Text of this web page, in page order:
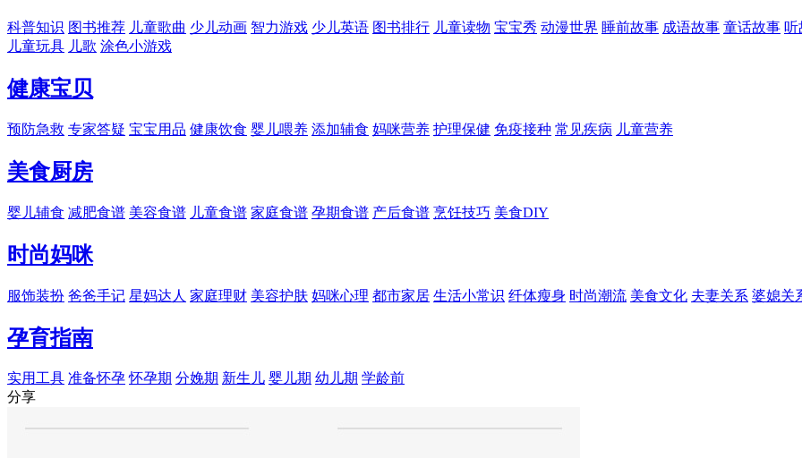
科普知识 图书推荐 儿童歌曲 少儿动画 智力游戏 少儿英语 图书排行 儿童读物 宝宝秀 动漫世界 睡前故事 成语故事 童话故事 听
儿童玩具 儿歌 涂色小游戏
健康宝贝
预防急救 专家答疑 宝宝用品 健康饮食 婴儿喂养 添加辅食 妈咪营养 护理保健 免疫接种 常见疾病 儿童营养
美食厨房
婴儿辅食 减肥食谱 美容食谱 儿童食谱 家庭食谱 孕期食谱 产后食谱 烹饪技巧 美食DIY
时尚妈咪
服饰装扮 爸爸手记 星妈达人 家庭理财 美容护肤 妈咪心理 都市家居 生活小常识 纤体瘦身 时尚潮流 美食文化 夫妻关系 婆媳关
孕育指南
实用工具 准备怀孕 怀孕期 分娩期 新生儿 婴儿期 幼儿期 学龄前
分享